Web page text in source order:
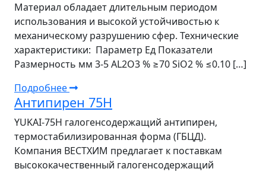
Материал обладает длительным периодом
использования и высокой устойчивостью к
механическому разрушению сфер. Технические
характеристики: Параметр Ед Показатели
Размерность мм 3-5 AL2O3 % ≥70 SiO2 % ≤0.10 […]
Подробнее
Антипирен 75H
YUKAI-75H галогенсодержащий антипирен,
термостабилизированная форма (ГБЦД).
Компания ВЕСТХИМ предлагает к поставкам
высококачественный галогенсодержащий